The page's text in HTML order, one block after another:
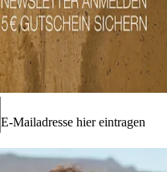
E-Mailadresse hier eintragen